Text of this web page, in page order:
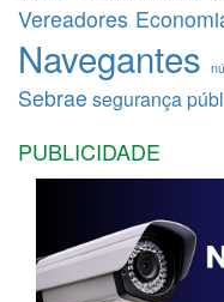
Vereadores
Navegantes
Sebrae segurança
PUBLICIDADE